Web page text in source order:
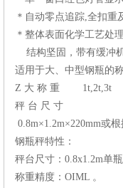
＊自动零点追踪,全扣重
＊整体表面化学工艺处
结构坚固，带有缓冲
适用于大、中型钢瓶的
Z 大 称 重 1t,2t,3t
秤 台 尺 寸
0.8m×1.2m×220mm或
钢瓶秤特性：
秤台尺寸：0.8x1.2m单瓶
称重精度：OIML 。